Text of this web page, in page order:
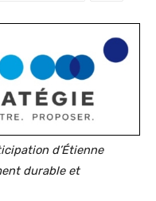
d’Étienne
durable et